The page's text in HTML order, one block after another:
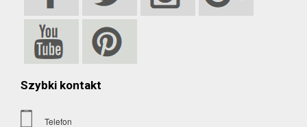
Szybki kontakt
Telefon